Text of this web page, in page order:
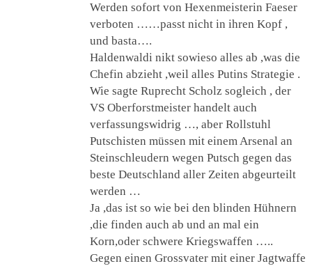
Werden sofort von Hexenmeisterin Faeser
verboten ……passt nicht in ihren Kopf ,
und basta….
Haldenwaldi nikt sowieso alles ab ,was die
Chefin abzieht ,weil alles Putins Strategie .
Wie sagte Ruprecht Scholz sogleich , der
VS Oberforstmeister handelt auch
verfassungswidrig …, aber Rollstuhl
Putschisten müssen mit einem Arsenal an
Steinschleudern wegen Putsch gegen das
beste Deutschland aller Zeiten abgeurteilt
werden …
Ja ,das ist so wie bei den blinden Hühnern
,die finden auch ab und an mal ein
Korn,oder schwere Kriegswaffen …..
Gegen einen Grossvater mit einer Jagtwaffe